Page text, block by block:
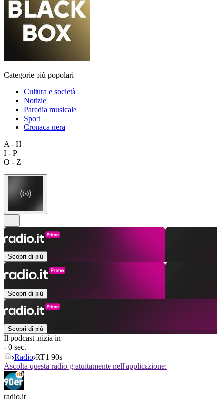
Categorie più popolari
Cultura e società
Notizie
Parodia musicale
Sport
Cronaca nera
A - H
I - P
Q - Z
Scopri di più
Scopri di più
Scopri di più
Il podcast inizia in
- 0 sec.
Radio RT1 90s
Ascolta questa radio gratuitamente nell'applicazione:
radio.it